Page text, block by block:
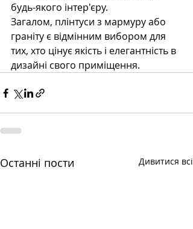
будь-якого інтер'єру.
Загалом, плінтуси з мармуру або
граніту є відмінним вибором для
тих, хто цінує якість і елегантність в
дизайні свого приміщення.
Останні пости Дивитися всі